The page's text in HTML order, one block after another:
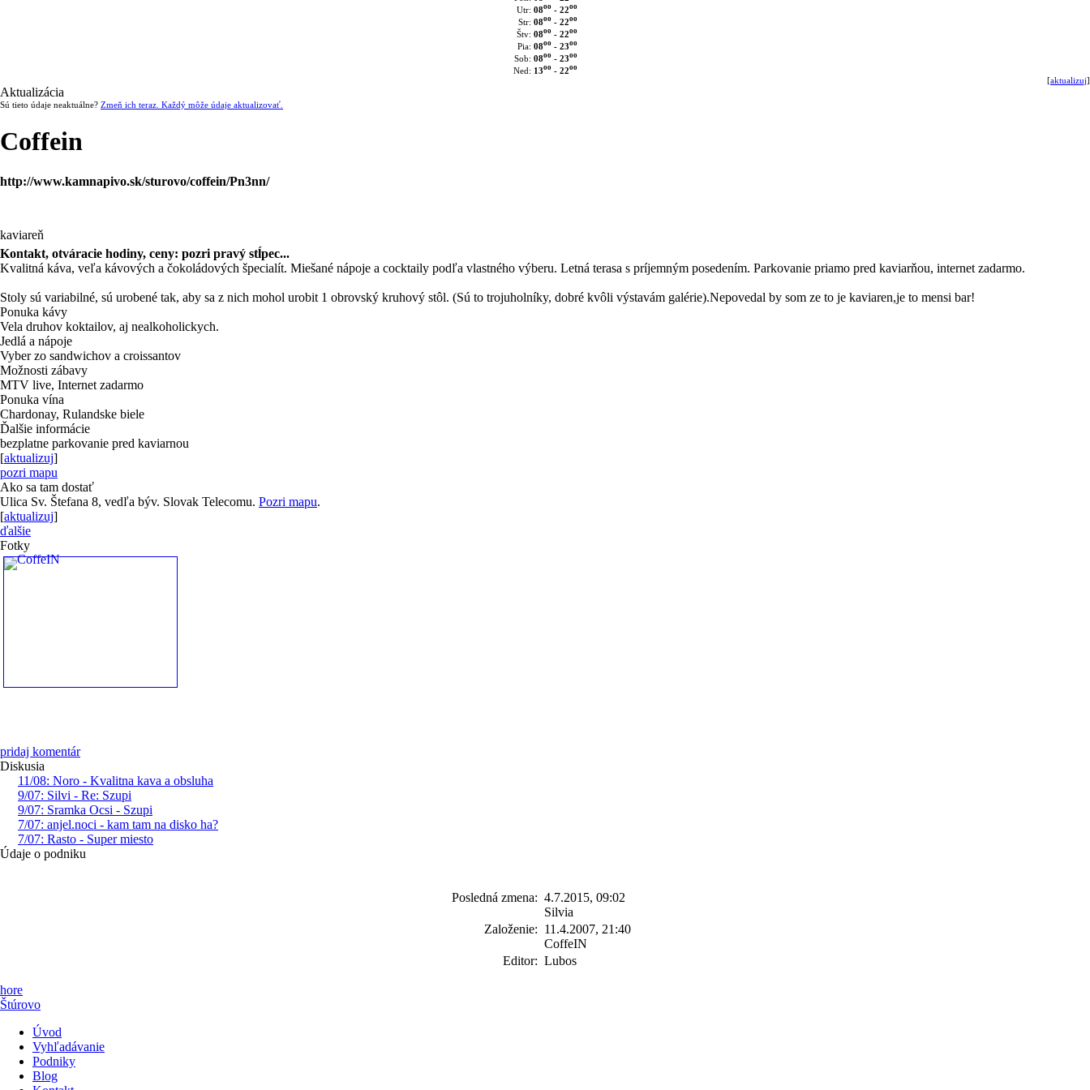
Utr: 08oo- 22oo
Str: 08oo- 22oo
Štv: 08oo- 22oo
Pia: 08oo- 23oo
Sob: 08oo- 23oo
Ned: 13oo- 22oo
[aktualizuj]
Aktualizácia
Sú tieto údaje neaktuálne? Zmeň ich teraz. Každý môže údaje aktualizovať.
Coffein
http://www.kamnapivo.sk/sturovo/coffein/Pn3nn/
kaviareň
Kontakt, otváracie hodiny, ceny: pozri pravý stĺpec...
Kvalitná káva, veľa kávových a čokoládových špecialít. Miešané nápoje a cocktaily podľa vlastného výberu. Letná terasa s príjemným posedením. Parkovanie priamo pred kaviarňou, internet zadarmo.
Stoly sú variabilné, sú urobené tak, aby sa z nich mohol urobit 1 obrovský kruhový stôl. (Sú to trojuholníky, dobré kvôli výstavám galérie).Nepovedal by som ze to je kaviaren,je to mensi bar!
Ponuka kávy
Vela druhov koktailov, aj nealkoholickych.
Jedlá a nápoje
Vyber zo sandwichov a croissantov
Možnosti zábavy
MTV live, Internet zadarmo
Ponuka vína
Chardonay, Rulandske biele
Ďalšie informácie
bezplatne parkovanie pred kaviarnou
[aktualizuj]
pozri mapu
Ako sa tam dostať
Ulica Sv. Štefana 8, vedľa býv. Slovak Telecomu. Pozri mapu.
[aktualizuj]
ďalšie
Fotky
pridaj komentár
Diskusia
11/08: Noro - Kvalitna kava a obsluha
9/07: Silvi - Re: Szupi
9/07: Sramka Ocsi - Szupi
7/07: anjel.noci - kam tam na disko ha?
7/07: Rasto - Super miesto
Údaje o podniku
Posledná zmena: 4.7.2015, 09:02
Silvia
Založenie: 11.4.2007, 21:40
CoffeIN
Editor: Lubos
hore
Štúrovo
Úvod
Vyhľadávanie
Podniky
Blog